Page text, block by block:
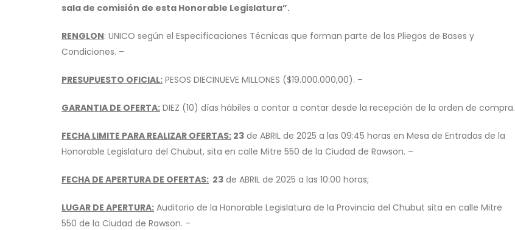
sala de comisión de esta Honorable Legislatura”.
RENGLON: UNICO según el Especificaciones Técnicas que forman parte de los Pliegos de Bases y
Condiciones. –
PRESUPUESTO OFICIAL: PESOS DIECINUEVE MILLONES ($19.000.000,00). –
GARANTIA DE OFERTA: DIEZ (10) días hábiles a contar a contar desde la recepción de la orden de compra.
FECHA LIMITE PARA REALIZAR OFERTAS: 23 de ABRIL de 2025 a las 09:45 horas en Mesa de Entradas de la
Honorable Legislatura del Chubut, sita en calle Mitre 550 de la Ciudad de Rawson. –
FECHA DE APERTURA DE OFERTAS: 23 de ABRIL de 2025 a las 10:00 horas;
LUGAR DE APERTURA: Auditorio de la Honorable Legislatura de la Provincia del Chubut sita en calle Mitre
550 de la Ciudad de Rawson. –